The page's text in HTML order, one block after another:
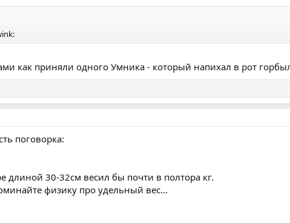
как приняли одного Умника - который напихал в рот
поговорка:
длиной 30-32см весил бы почти в полтора кг.
физику про удельный вес...